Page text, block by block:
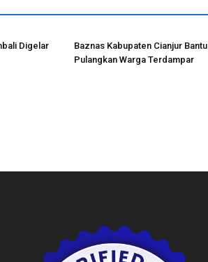
Digelar
Baznas Kabupaten Cianjur Bantu
Pulangkan Warga Terdampar